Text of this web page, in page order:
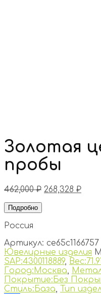
Золотая
пробы
462,000₽ 268,328 ₽
Подробно
Россия
Артикул: ce65c1166757
Ювелирные изделия
SAP:4300118889,
Город:Москва,
Покрытие:Без
Стиль:База, Тип